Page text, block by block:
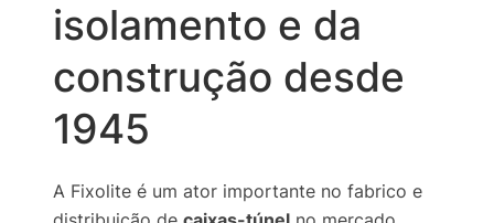
isolamento e da
construção desde
1945
A Fixolite é um ator importante no fabrico e